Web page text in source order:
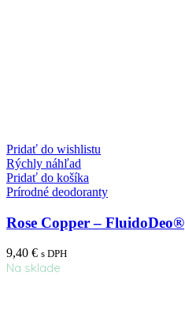
Pridať do wishlistu
Rýchly náhľad
Pridať do košíka
Prírodné deodoranty
Rose Copper – FluidoDeo®
9,40 € s DPH
Na sklade